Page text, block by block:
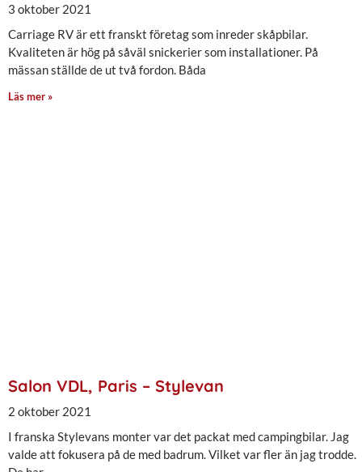
3 oktober 2021
Carriage RV är ett franskt företag som inreder skåpbilar.
Kvaliteten är hög på såväl snickerier som installationer. På
mässan ställde de ut två fordon. Båda
Läs mer »
Salon VDL, Paris – Stylevan
2 oktober 2021
I franska Stylevans monter var det packat med campingbilar. Jag
valde att fokusera på de med badrum. Vilket var fler än jag trodde.